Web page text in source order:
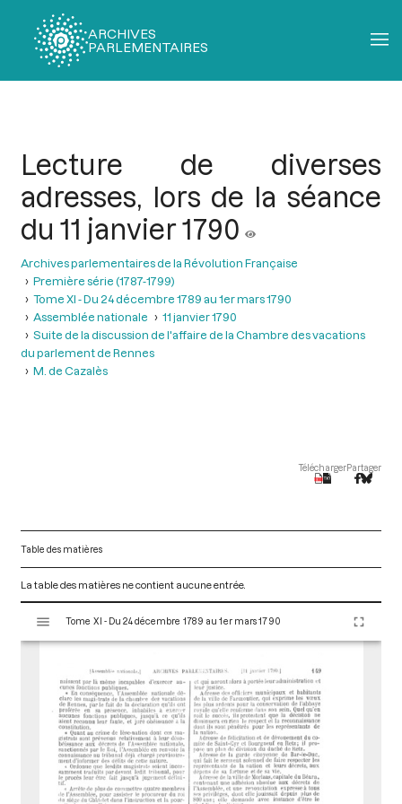
ARCHIVES
PARLEMENTAIRES
Lecture de diverses
adresses, lors de la séance
du 11 janvier 1790
Archives parlementaires de la Révolution Française
Première série (1787-1799)
Tome XI - Du 24 décembre 1789 au 1er mars 1790
Assemblée nationale
11 janvier 1790
Suite de la discussion de l'affaire de la Chambre des vacations
du parlement de Rennes
M. de Cazalès
TéléchargerPartager
Table des matières
La table des matières ne contient aucune entrée.
s
Tome XI - Du 24 décembre 1789 au 1er mars 1790